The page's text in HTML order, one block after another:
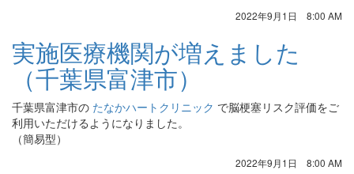
2022年9月1日 8:00 AM
実施医療機関が増えました
（千葉県富津市）
千葉県富津市の たなかハートクリニック で脳梗塞リスク評価をご
利用いただけるようになりました。
（簡易型）
2022年9月1日 8:00 AM